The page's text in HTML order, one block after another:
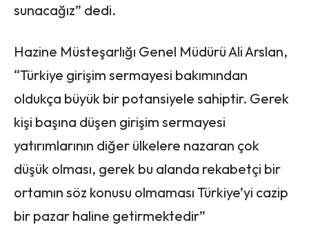
sunacağız” dedi.
Hazine Müsteşarlığı Genel Müdürü Ali Arslan,
“Türkiye girişim sermayesi bakımından
oldukça büyük bir potansiyele sahiptir. Gerek
kişi başına düşen girişim sermayesi
yatırımlarının diğer ülkelere nazaran çok
düşük olması, gerek bu alanda rekabetçi bir
ortamın söz konusu olmaması Türkiye’yi cazip
bir pazar haline getirmektedir”